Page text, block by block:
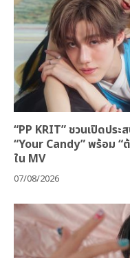
“PP KRIT” ชวนเปิดปร
“Your Candy” พร้อม “
ใน MV
07/08/2026